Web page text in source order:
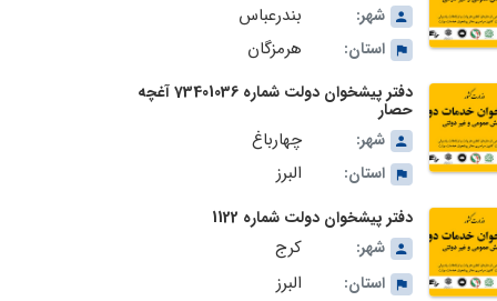
شهر:
بندرعباس
استان: هرمزگان
دفتر پیشخوان دولت شماره 73401036 آغچه
حصار
شهر:
چهارباغ
استان: البرز
دفتر پیشخوان دولت شماره 1122
شهر:
کرج
استان: البرز